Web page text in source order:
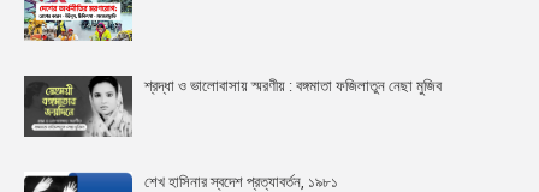
শ্রদ্ধা ও ভালোবাসায় স্মরণীয় : বঙ্গমাতা ফজিলাতুন নেছা মুজিব
শেখ হাসিনার স্বদেশ প্রত্যাবর্তন, ১৯৮১